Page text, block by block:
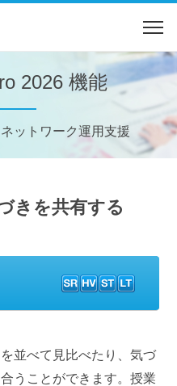
2026 機能
ットワーク運用支援
きを共有する
並べて見比べたり、気づ
うことができます。授業